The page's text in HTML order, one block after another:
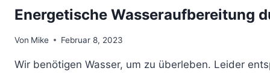
Energetische Wasseraufbereitung
Von Mike Februar 8, 2023
Wir benötigen Wasser, um zu überleben. Leider